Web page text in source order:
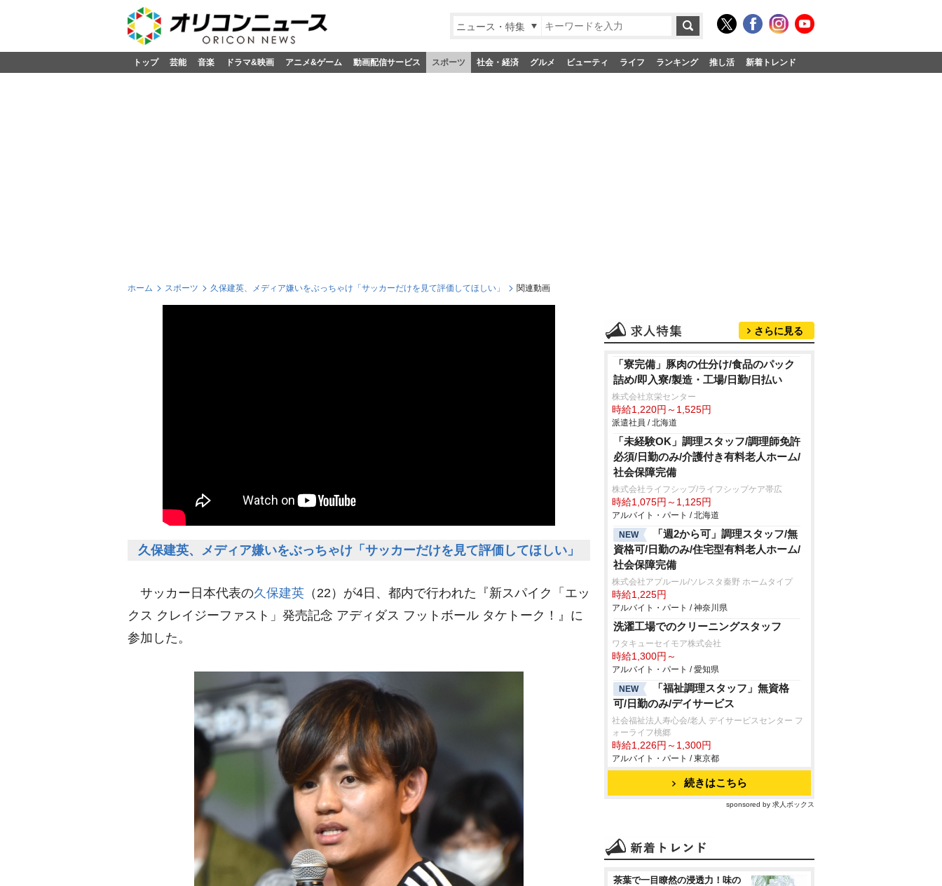
ニュース・特集
トップ 芸能 音楽 ドラマ&映画 アニメ&ゲーム 動画配信サービス スポーツ 社会・経済 グルメ ビューティ ライフ ランキング 推し活 新着トレンド
ホーム スポーツ 久保建英、メディア嫌いをぶっちゃけ「サッカーだけを見て評価してほしい」 関連動画
久保建英、メディア嫌いをぶっちゃけ「サッカーだけを見て評価してほしい」
サッカー日本代表の久保建英 （22）が4日、都内で行われた『新スパイク「エッ
クス クレイジーファスト」発売記念 アディダス フットボール タケトーク！』に
参加した。
さらに見る
「寮完備」豚肉の仕分け/食品のパック
詰め/即入寮/製造・工場/日勤/日払い
株式会社京栄センター
時給1,220円～1,525円
派遣社員 / 北海道
「未経験OK」調理スタッフ/調理師免許
必須/日勤のみ/介護付き有料老人ホーム/
社会保障完備
株式会社ライフシップ/ライフシップケア帯広
時給1,075円～1,125円
アルバイト・パート / 北海道
NEW
「週2から可」調理スタッフ/無
資格可/日勤のみ/住宅型有料老人ホーム/
社会保障完備
株式会社アプルール/ソレスタ秦野 ホームタイプ
時給1,225円
アルバイト・パート / 神奈川県
洗濯工場でのクリーニングスタッフ
ワタキューセイモア株式会社
時給1,300円～
アルバイト・パート / 愛知県
NEW
「福祉調理スタッフ」無資格
可/日勤のみ/デイサービス
社会福祉法人寿心会/老人 デイサービスセンター フ
ォーライフ桃郷
時給1,226円～1,300円
アルバイト・パート / 東京都
続きはこちら
sponsored by 求人ボックス
茶葉で一目瞭然の浸透力！味の